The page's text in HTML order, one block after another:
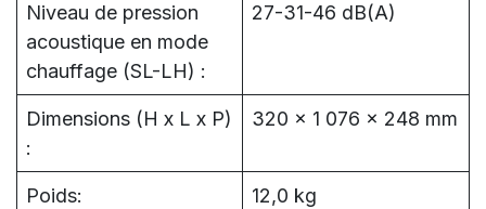
Niveau de pression
acoustique en mode
chauffage (SL-LH) :
27-31-46 dB(A)
Dimensions (H x L x P)
:
320 x 1 076 x 248 mm
Poids: 12,0 kg